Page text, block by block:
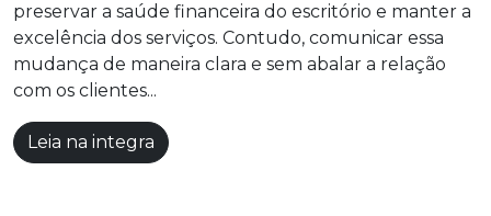
preservar a saúde financeira do escritório e manter a
excelência dos serviços. Contudo, comunicar essa
mudança de maneira clara e sem abalar a relação
com os clientes...
Leia na integra